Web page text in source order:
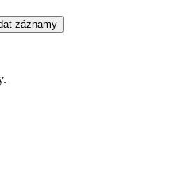
záznamy